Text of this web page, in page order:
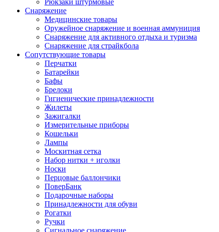
Рюкзаки штурмовые
Снаряжение
Медицинские товары
Оружейное снаряжение и военная аммуниция
Снаряжение для активного отдыха и туризма
Снаряжение для страйкбола
Сопутствующие товары
Перчатки
Батарейки
Бафы
Брелоки
Гигиенические принадлежности
Жилеты
Зажигалки
Измерительные приборы
Кошельки
Лампы
Москитная сетка
Набор нитки + иголки
Носки
Перцовые баллончики
ПоверБанк
Подарочные наборы
Принадлежности для обуви
Рогатки
Ручки
Сигнальное снаряжение